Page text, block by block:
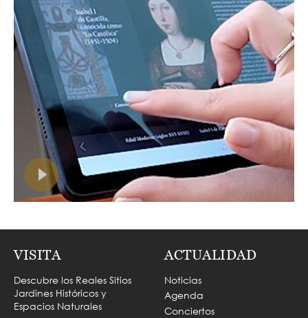
VISITA
Descubre los Reales Sitios
Jardines Históricos y
Espacios Naturales
ACTUALIDAD
Noticias
Agenda
Conciertos